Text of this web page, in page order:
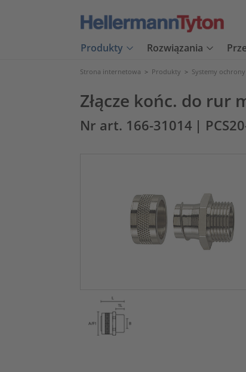
Produkty Rozwiązania
Strona internetowa > Produkty > Systemy
Złącze końc. do rur
Nr art. 166-31014 |